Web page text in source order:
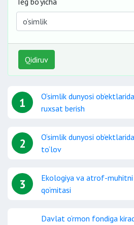
Qidiruv
1
O‘simlik dunyosi
ruxsat berish
2
O‘simlik dunyosi
to‘lov
3
Ekologiya va atrof-
qo‘mitasi
Davlat o‘rmon fondiga